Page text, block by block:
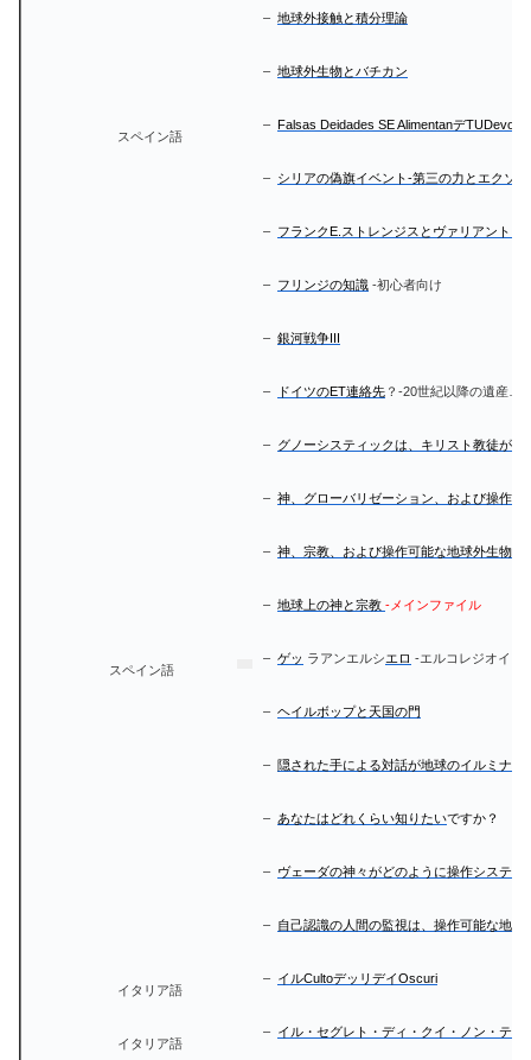
– 地球外接触と積分理論
– 地球外生物とバチカン
スペイン語
– Falsas Deidades SE Alimentanデ
– シリアの偽旗イベント-第三の力とエクソ
– フランクE.ストレンジスとヴァリアントト
– フリンジの知識 -初心者向け
– 銀河戦争III
– ドイツのET連絡先 ？-20世紀以降の遺産…-
– グノーシスティックは、キリスト教徒が
– 神、グローバリゼーション、および操作可
– 神、宗教、および操作可能な地球外生物
– 地球上の神と宗教 -メインファイル
スペイン語
– ゲッ ラアンエルシエロ -エルコレジオイン
– ヘイルボップと天国の門
– 隠された手による対話が地球のイルミナ
– あなたはどれくらい知りたいですか？
– ヴェーダの神々がどのように操作システム
– 自己認識の人間の監視は、操作可能な地球
イタリア語
– イルCultoデッリデイOscuri
イタリア語
– イル・セグレト・ディ・クイ・ノン・ティ